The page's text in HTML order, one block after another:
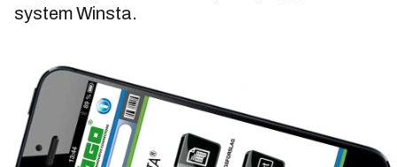
system Winsta.